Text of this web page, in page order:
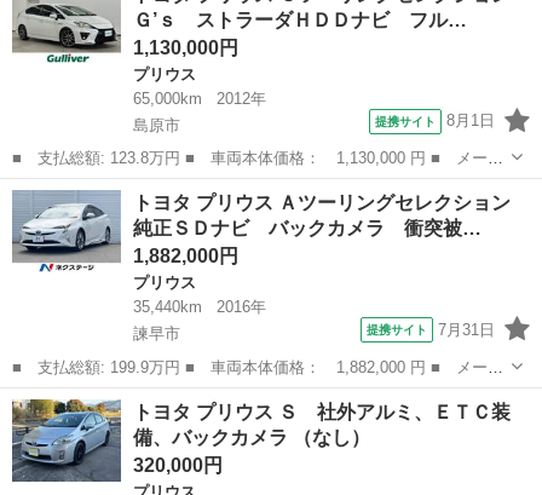
１５インチア...
Ｇ’ｓ ストラーダＨＤＤナビ フル…
1,130,000円
プリウス
65,000km
2012年
島原市
提携サイト 8月1日
■ 支払総額: 123.8万円 ■ 車両本体価格： 1,130,000 円 ■ メーカ
ー名： トヨタ ■ 車種名： プリウス ■ グレード名： Ｓツーリ
ングセレクション・Ｇ’ｓ ストラーダＨＤＤナビ フルセグ ＤＶ
Ｄ Ｂｌ...
長崎 島原市 プリウス
トヨタ プリウス Ａツーリングセレクション
純正ＳＤナビ バックカメラ 衝突被…
1,882,000円
プリウス
35,440km
2016年
諫早市
提携サイト 7月31日
■ 支払総額: 199.9万円 ■ 車両本体価格： 1,882,000 円 ■ メーカ
ー名： トヨタ ■ 車種名： プリウス ■ グレード名： Ａツーリ
ングセレクション 純正ＳＤナビ バックカメラ 衝突被害軽減シス
テム レ...
長崎 諫早市 プリウス
トヨタ プリウス Ｓ 社外アルミ、ＥＴＣ装
備、バックカメラ （なし）
320,000円